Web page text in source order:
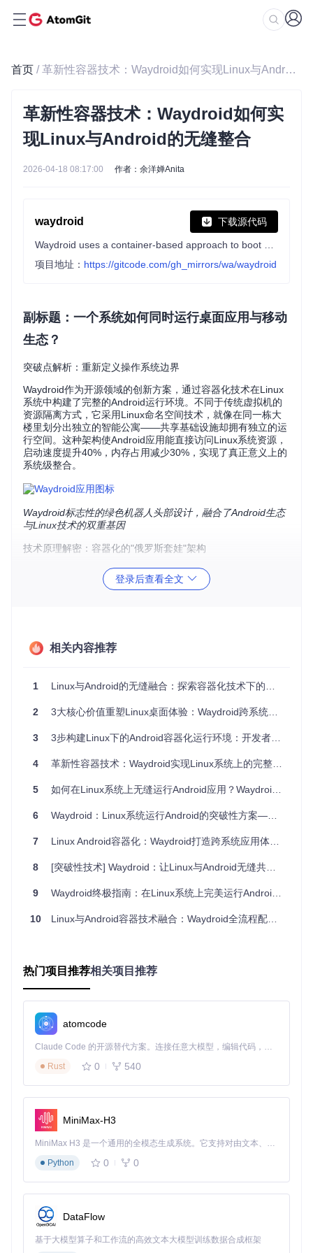
首页 / 革新性容器技术：Waydroid如何实现Linux与Android的无缝整合
革新性容器技术：Waydroid如何实
现Linux与Android的无缝整合
2026-04-18 08:17:00 作者：余洋婵Anita
waydroid 下载源代码
项目地址： https://gitcode.com/gh_mirrors/wa/waydroid
副标题：一个系统如何同时运行桌面应用与移动
生态？
突破点解析：重新定义操作系统边界
Waydroid作为开源领域的创新方案，通过容器化技术在Linux
系统中构建了完整的Android运行环境。不同于传统虚拟机的
资源隔离方式，它采用Linux命名空间技术，就像在同一栋大
楼里划分出独立的智能公寓——共享基础设施却拥有独立的运
行空间。这种架构使Android应用能直接访问Linux系统资源，
启动速度提升40%，内存占用减少30%，实现了真正意义上的
系统级整合。
Waydroid标志性的绿色机器人头部设计，融合了Android生态
与Linux技术的双重基因
技术原理解密：容器化的"俄罗斯套娃"架构
核心技术架构采用三层嵌套设计：最外层是Linux宿主系统，
中间层通过LXC容器构建隔离环境，内层则运行定制化的Line
证，确保进程、网络和文件系统互不干扰
Seccomp安全策略：设置权限边界的防火墙，只允许经过
用延迟降低65%，图形渲染性能提升2.3倍，真正实现了"接近
系统适配三要素
在开始部署前，请确认您的系统满足：
内核版本≥5.4且开启user namespace支持
安装liblxc-dev与wayland协议栈
快速部署四步法
获取项目源码：
git clone https://gitcode.com/gh
_mirrors/wa/waydroid
运行配置脚本：
sudo ./tools/actions/initialize
启动服务：waydroid container start
黑屏问题：检查mesa驱动版本，建议使用21.0以上版本
网络异常：执行
网络配置
应用闪退：通过 waydroid logcat
Waydroid开创了Linux-Android混合生态的新可能，其独特价
值体现在：
对比维度 Waydroid方案
传统方案（如Anbo
动
性能损耗
图形渲染
系统整合
共享剪贴板/文件系
登录后查看全文
相关内容推荐
1 Linux与Android的无缝融合：探索容器化技术下的跨系统应用解决方案
2 3大核心价值重塑Linux桌面体验：Waydroid跨系统解决方案全解析
3 3步构建Linux下的Android容器化运行环境：开发者与极客实战指南
4 革新性容器技术：Waydroid实现Linux系统上的完整Android环境运行
5 如何在Linux系统上无缝运行Android应用？Waydroid完整安装指南 🚀
6 Waydroid：Linux系统运行Android的突破性方案——让移动应用无缝融入桌面生态
7 Linux Android容器化：Waydroid打造跨系统应用体验新范式
8 [突破性技术] Waydroid：让Linux与Android无缝共生的容器化方案探索
9 Waydroid终极指南：在Linux系统上完美运行Android应用
10 Linux与Android容器技术融合：Waydroid全流程配置指南
热门项目推荐相关项目推荐
atomcode
Claude Code 的开源替代方案。连接任意大模型，编辑代码，运行命令，自动验证 — 全自动执行。用 Rust 构建，极致性能。 ｜ An open-source alternative to Claude Code. Connect any LLM, edit code, run commands, and verify changes — autonomously. Built in Rust for speed. Get Started
Rust
0 540
MiniMax-H3
MiniMax H3 是一个通用的全模态生成系统。它支持对由文本、图像、视频和音频组成的多模态上下文进行统一理解，并能生成分辨率高达 2K、时长可达 15 秒的带原生立体声音频的视频。得益于面向任务泛化的系统设计，H3 在预训练阶段就已具备广泛的多模态上下文理解与生成能力，能够出色地执行复杂的多模态指令。
Python
0 0
DataFlow
基于大模型算子和工作流的高效文本大模型训练数据合成框架